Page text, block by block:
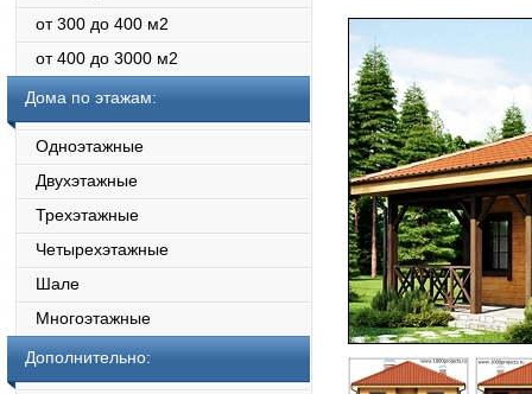
от 300 до 400 м2
от 400 до 3000 м2
Дома по этажам:
Одноэтажные
Двухэтажные
Трехэтажные
Четырехэтажные
Шале
Многоэтажные
Дополнительно: